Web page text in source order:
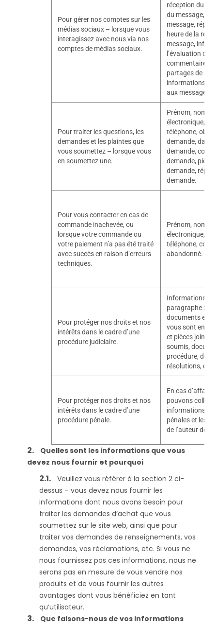
Pour gérer nos comptes sur les
médias sociaux – lorsque vous
interagissez avec nous via nos
comptes de médias sociaux.
réception du
du message,
message,
heure de la
message,
l’évaluation de
commentaires
partages de
informations
aux messages.
Pour traiter les questions, les
demandes et les plaintes que
vous soumettez – lorsque vous
en soumettez une.
Prénom, nom,
électronique,
téléphone, objet
demande, date
demande,
demande,
demande,
demande.
Pour vous contacter en cas de
commande inachevée, ou
lorsque votre commande ou
votre paiement n’a pas été traité
avec succès en raison d’erreurs
techniques.
Prénom, nom,
électronique,
téléphone,
abandonné.
Pour protéger nos droits et nos
intérêts dans le cadre d’une
procédure judiciaire.
Informations
paragraphe 3.1
documents et
vous sont
et pièces jointes
soumis,
procédure,
résolutions,
Pour protéger nos droits et nos
intérêts dans le cadre d’une
procédure pénale.
En cas d’affaire
pouvons
informations
pénales et les
de l’auteur de
Quelles sont les informations que vous
devez nous fournir et pourquoi
Veuillez vous référer à la section 2 ci-
dessus – vous devez nous fournir les
informations dont nous avons besoin pour
traiter les demandes d’achat que vous
soumettez sur le site web, ainsi que pour
traiter vos demandes de renseignements, vos
demandes, vos réclamations, etc. Si vous ne
nous fournissez pas ces informations, nous ne
serons pas en mesure de vous vendre nos
produits et de vous fournir les autres
avantages dont vous bénéficiez en tant
qu’utilisateur.
Que faisons-nous de vos informations